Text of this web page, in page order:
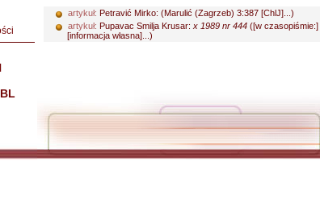
artykuł: Petravić Mirko: (Marulić (Zagrzeb) 3:387 [ChlJ]...)
artykuł: Pupavac Smilja Krusar: x 1989 nr 444 ([w czasopiśmie:]
[informacja własna]...)